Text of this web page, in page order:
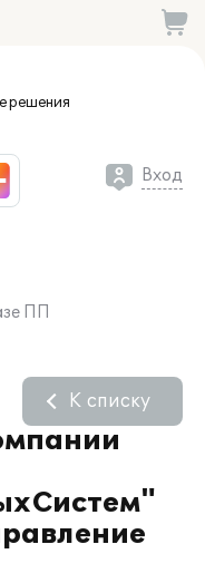
решения
Вход
ПП
К списку